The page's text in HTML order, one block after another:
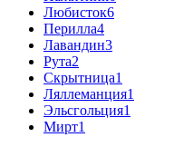
Любисток6
Перилла4
Лавандин3
Рута2
Скрытница1
Ляллеманция1
Эльсгольция1
Мирт1